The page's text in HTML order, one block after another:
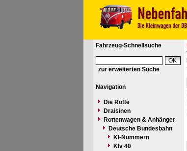
Fahrzeug-Schnellsuche
zur erweiterten Suche
Navigation
Die Rotte
Draisinen
Rottenwagen & Anhänger
Deutsche Bundesbahn
Kl-Nummern
Klv 40